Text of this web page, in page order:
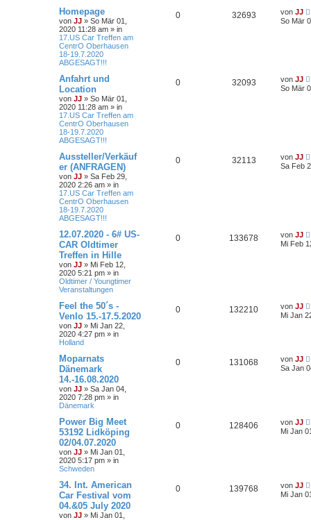
Homepage
von JJ » So Mär 01,
2020 11:28 am » in
17.US Car Treffen am
CentrO Oberhausen
18-19.7.2020
ABGESAGT!!!
0 32693 von JJ
So Mär
Anfahrt und
Location
von JJ » So Mär 01,
2020 11:28 am » in
17.US Car Treffen am
CentrO Oberhausen
18-19.7.2020
ABGESAGT!!!
0 32093 von JJ
So Mär
Aussteller/Verkäuf
er (ANFRAGEN)
von JJ » Sa Feb 29,
2020 2:26 am » in
17.US Car Treffen am
CentrO Oberhausen
18-19.7.2020
ABGESAGT!!!
0 32113 von JJ
Sa Feb
12.07.2020 - 6# US-
CAR Oldtimer
Treffen in Hille
von JJ » Mi Feb 12,
2020 5:21 pm » in
Oldtimer / Youngtimer
Veranstaltungen
0 133678 von JJ
Mi Feb
Feel the 50´s -
Venlo 15.-17.5.2020
von JJ » Mi Jan 22,
2020 4:27 pm » in
Holland
0 132210 von JJ
Mi Jan
Moparnats
Dänemark
14.-16.08.2020
von JJ » Sa Jan 04,
2020 7:28 pm » in
Dänemark
0 131068 von JJ
Sa Jan
Power Big Meet
53192 Lidköping
02/04.07.2020
von JJ » Mi Jan 01,
2020 5:17 pm » in
Schweden
0 128406 von JJ
Mi Jan
34. Int. American
Car Festival vom
04.&05 July 2020
von JJ » Mi Jan 01,
0 139768 von JJ
Mi Jan